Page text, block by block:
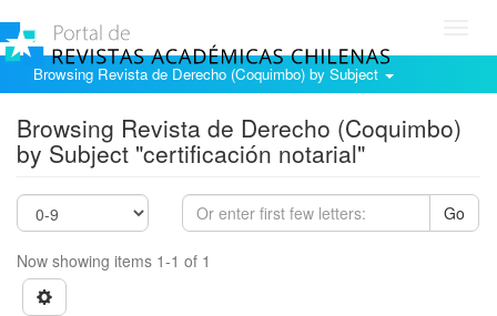
Browsing Revista de Derecho (Coquimbo) by Subject
Browsing Revista de Derecho (Coquimbo)
by Subject "certificación notarial"
Go
Now showing items 1-1 of 1